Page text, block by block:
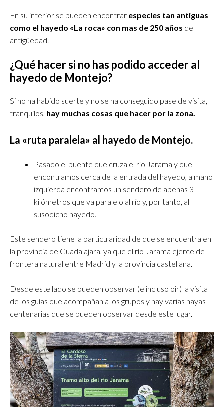
En su interior se pueden encontrar especies tan antiguas
como el hayedo «La roca» con mas de 250 años de
antigüedad.
¿Qué hacer si no has podido acceder al
hayedo de Montejo?
Si no ha habido suerte y no se ha conseguido pase de visita,
tranquilos, hay muchas cosas que hacer por la zona.
La «ruta paralela» al hayedo de Montejo.
Pasado el puente que cruza el río Jarama y que
encontramos cerca de la entrada del hayedo, a mano
izquierda encontramos un sendero de apenas 3
kilómetros que va paralelo al río y, por tanto, al
susodicho hayedo.
Este sendero tiene la particularidad de que se encuentra en
la provincia de Guadalajara, ya que el río Jarama ejerce de
frontera natural entre Madrid y la provincia castellana.
Desde este lado se pueden observar (e incluso oir) la visita
de los guías que acompañan a los grupos y hay varias hayas
centenarias que se pueden observar desde este lugar.